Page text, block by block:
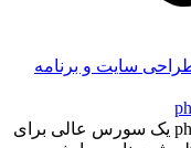
طراحی سایت و برنامه
سورس فروشگاهی موبایل و کامپیوتر با php یک سورس عالی برای